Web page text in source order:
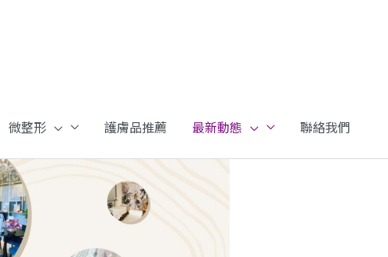
微整形 護膚品推薦 最新動態 聯絡我們